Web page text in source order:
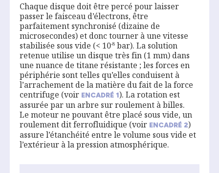
Chaque disque doit être percé pour laisser
passer le faisceau d’électrons, être
parfaitement synchronisé (dizaine de
microsecondes) et donc tourner à une vitesse
stabilisée sous vide (< 10-8 bar). La solution
retenue utilise un disque très fin (1 mm) dans
une nuance de titane résistante ; les forces en
périphérie sont telles qu’elles conduisent à
l’arrachement de la matière du fait de la force
centrifuge (voir ENCADRÉ 1). La rotation est
assurée par un arbre sur roulement à billes.
Le moteur ne pouvant être placé sous vide, un
roulement dit ferrofluidique (voir ENCADRÉ 2)
assure l’étanchéité entre le volume sous vide et
l’extérieur à la pression atmosphérique.